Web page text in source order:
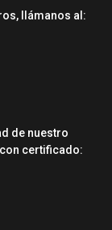
llámanos al:
de nuestro
certificado: